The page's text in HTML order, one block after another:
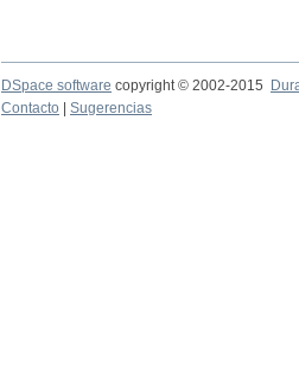
DSpace software copyright © 2002-2015
Contacto
Sugerencias